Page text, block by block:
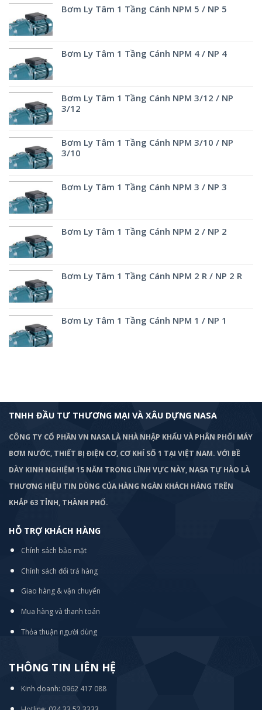
Bơm Ly Tâm 1 Tầng Cánh NPM 5 / NP 5
Bơm Ly Tâm 1 Tầng Cánh NPM 4 / NP 4
Bơm Ly Tâm 1 Tầng Cánh NPM 3/12 / NP
3/12
Bơm Ly Tâm 1 Tầng Cánh NPM 3/10 / NP
3/10
Bơm Ly Tâm 1 Tầng Cánh NPM 3 / NP 3
Bơm Ly Tâm 1 Tầng Cánh NPM 2 / NP 2
Bơm Ly Tâm 1 Tầng Cánh NPM 2 R / NP 2 R
Bơm Ly Tâm 1 Tầng Cánh NPM 1 / NP 1
TNHH ĐẦU TƯ THƯƠNG MẠI VÀ XÂU DỰNG NASA
CÔNG TY CỔ PHẦN VN NASA LÀ NHÀ NHẬP KHẨU VÀ PHÂN PHỐI MÁY
BƠM NƯỚC, THIẾT BỊ ĐIỆN CƠ, CƠ KHÍ SỐ 1 TẠI VIỆT NAM. VỚI BỀ
DÀY KINH NGHIỆM 15 NĂM TRONG LĨNH VỰC NÀY, NASA TỰ HÀO LÀ
THƯƠNG HIỆU TIN DÙNG CỦA HÀNG NGÀN KHÁCH HÀNG TRÊN
KHẮP 63 TỈNH, THÀNH PHỐ.
HỖ TRỢ KHÁCH HÀNG
Chính sách bảo mật
Chính sách đổi trả hàng
Giao hàng & vận chuyển
Mua hàng và thanh toán
Thỏa thuận người dùng
THÔNG TIN LIÊN HỆ
Kinh doanh: 0962 417 088